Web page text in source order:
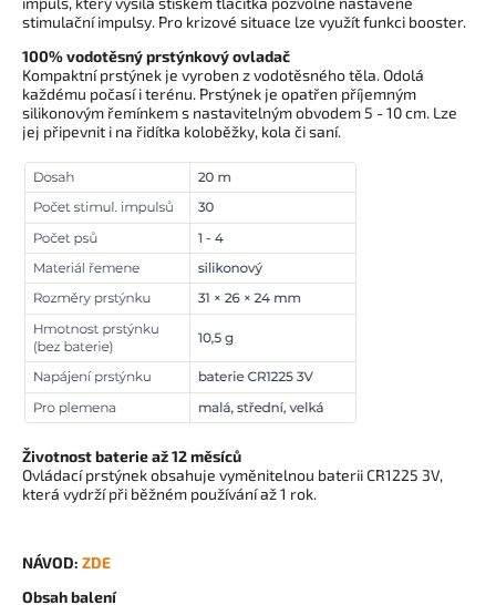
stimulační impulsy. Pro krizové situace lze využít funkci booster.
100% vodotěsný prstýnkový ovladač
Kompaktní prstýnek je vyroben z vodotěsného těla. Odolá
každému počasí i terénu. Prstýnek je opatřen příjemným
silikonovým řemínkem s nastavitelným obvodem 5 - 10 cm. Lze
jej připevnit i na řidítka koloběžky, kola či saní.
Životnost baterie až 12 měsíců
Ovládací prstýnek obsahuje vyměnitelnou baterii CR1225 3V,
která vydrží při běžném používání až 1 rok.
NÁVOD: ZDE
Obsah balení